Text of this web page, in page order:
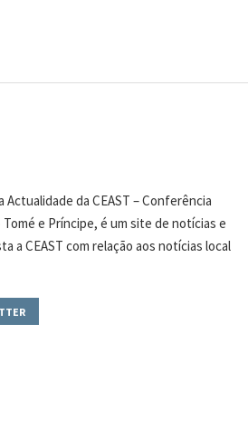
Actualidade da CEAST – Conferência
Tomé e Príncipe, é um site de notícias e
a CEAST com relação aos notícias local